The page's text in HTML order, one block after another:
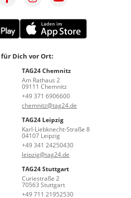
Dich vor Ort:
TAG24 Chemnitz
Am Rathaus 2
09111 Chemnitz
+49 371 6906600
chemnitz@tag24.de
TAG24 Leipzig
Karl-Liebknecht-Straße 8
04107 Leipzig
+49 341 24250430
leipzig@tag24.de
TAG24 Stuttgart
Curiestraße 2
70563 Stuttgart
+49 711 21952530